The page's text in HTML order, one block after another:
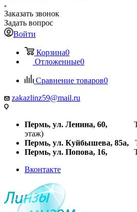
Заказать звонок
Задать вопрос
Войти
Корзина0
Отложенные0
Сравнение товаров0
zakazlinz59@mail.ru
Пермь, ул. Ленина, 60, ТЦ
этаж)
Пермь, ул. Куйбышева, 85а,
Пермь, ул. Попова, 16, ТЦ
Вконтакте